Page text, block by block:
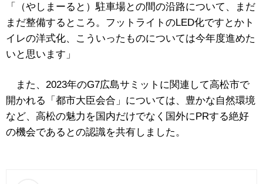
「（やしまーると）駐車場との間の沿路について、まだ
まだ整備するところ。フットライトのLED化ですとかト
イレの洋式化、こういったものについては今年度進めた
いと思います」
また、2023年のG7広島サミットに関連して高松市で
開かれる「都市大臣会合」については、豊かな自然環境
など、高松の魅力を国内だけでなく国外にPRする絶好
の機会であるとの認識を共有しました。